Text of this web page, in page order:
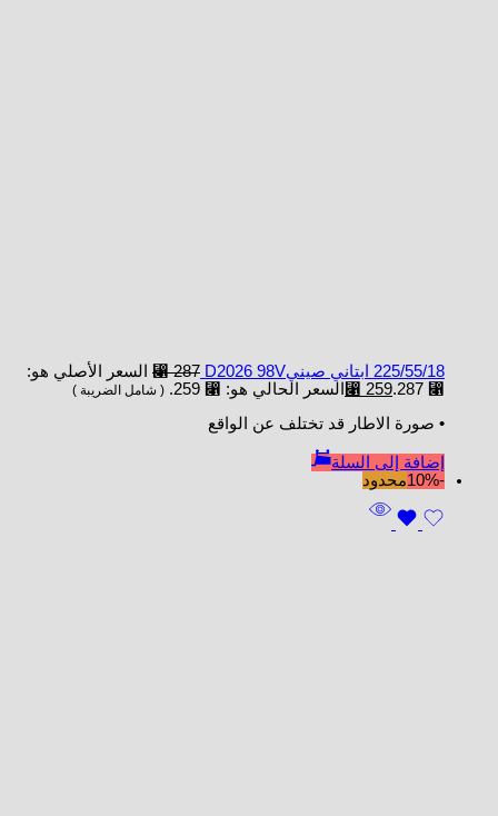
225/55/18 ابتاني صينيD2026 98V ⃁287
السعر الأصلي هو:
⃁ 287.
⃁ 259 السعر الحالي هو: ⃁ 259. ( شامل الضريبة )
• صورة الاطار قد تختلف عن الواقع
إضافة إلى السلة
-10%
محدود